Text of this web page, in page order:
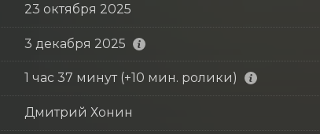
23 октября 2025
3 декабря 2025
1 час 37 минут (+10 мин. ролики)
Дмитрий Хонин